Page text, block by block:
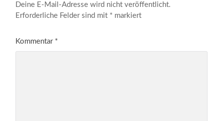
Deine E-Mail-Adresse wird nicht veröffentlicht.
Erforderliche Felder sind mit * markiert
Kommentar *